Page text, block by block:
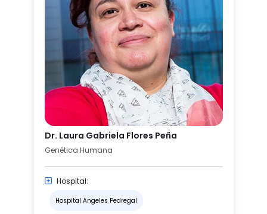
Dr. Laura Gabriela Flores Peña
Genética Humana
Hospital:
Hospital Angeles Pedregal